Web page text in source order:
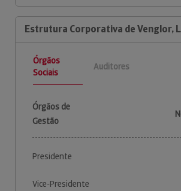
Estrutura Corporativa de Venglor,
Órgãos
Sociais
Auditores
Órgãos de
Gestão
Presidente
Vice-Presidente